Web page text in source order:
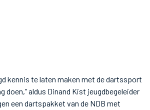
kennis te laten maken met de dartssport
doen," aldus Dinand Kist jeugdbegeleider
een dartspakket van de NDB met